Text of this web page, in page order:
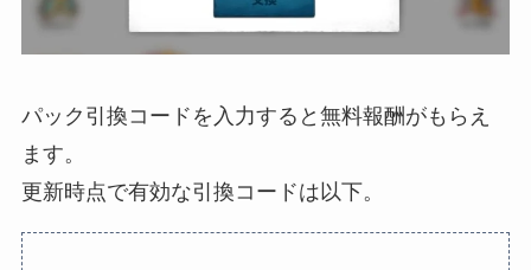
パック引換コードを入力すると無料報酬がもらえ
ます。
更新時点で有効な引換コードは以下。